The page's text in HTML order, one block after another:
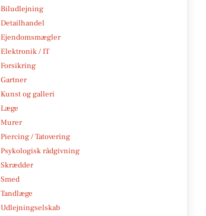
Biludlejning
Detailhandel
Ejendomsmægler
Elektronik / IT
Forsikring
Gartner
Kunst og galleri
Læge
Murer
Piercing / Tatovering
Psykologisk rådgivning
Skrædder
Smed
Tandlæge
Udlejningselskab